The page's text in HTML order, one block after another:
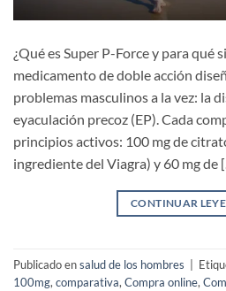
¿Qué es Super P-Force y para qué
medicamento de doble acción
problemas masculinos a la vez: la
eyaculación precoz (EP). Cada
principios activos: 100 mg de
ingrediente del Viagra) y 60 mg de
CONTINUAR
Publicado ensalud de los hombres
100mg, comparativa, Compra online,